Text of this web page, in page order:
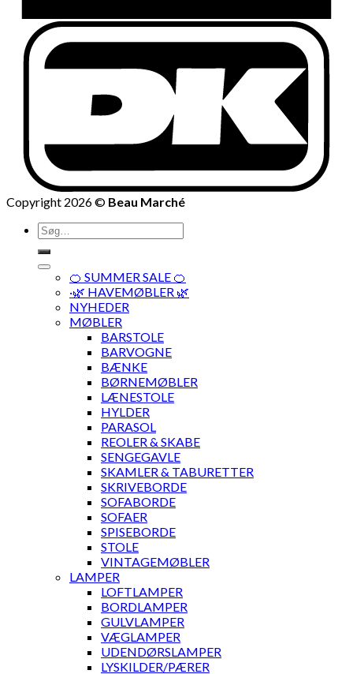
Copyright 2026 © Beau Marché
Søg
efter:
🍊 SUMMER SALE 🍊
·🌿 HAVEMØBLER 🌿
NYHEDER
MØBLER
BARSTOLE
BARVOGNE
BÆNKE
BØRNEMØBLER
LÆNESTOLE
HYLDER
PARASOL
REOLER & SKABE
SENGEGAVLE
SKAMLER & TABURETTER
SKRIVEBORDE
SOFABORDE
SOFAER
SPISEBORDE
STOLE
VINTAGEMØBLER
LAMPER
LOFTLAMPER
BORDLAMPER
GULVLAMPER
VÆGLAMPER
UDENDØRSLAMPER
LYSKILDER/PÆRER